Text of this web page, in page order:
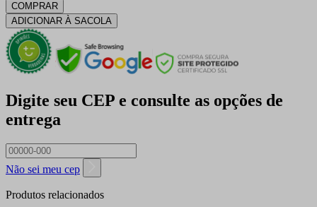
COMPRAR
ADICIONAR À SACOLA
Digite seu CEP e consulte as opções de
entrega
Não sei meu cep
Produtos relacionados